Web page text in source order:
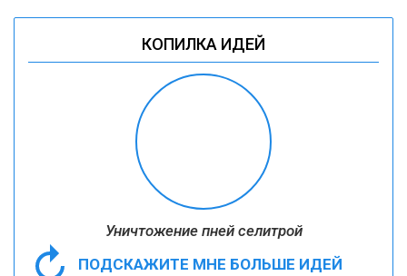
КОПИЛКА ИДЕЙ
Уничтожение пней селитрой
ПОДСКАЖИТЕ МНЕ БОЛЬШЕ ИДЕЙ